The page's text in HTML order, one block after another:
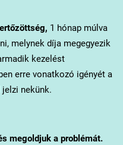
1 hónap múlva
melynek díja megegyezik
kezelést
erre vonatkozó igényét a
nekünk.
megoldjuk a problémát.